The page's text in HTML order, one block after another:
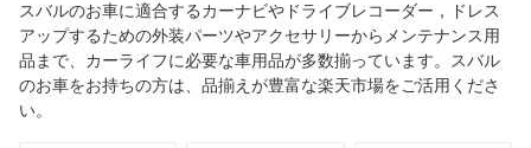
スバルのお車に適合するカーナビやドライブレコーダー，ドレス
アップするための外装パーツやアクセサリーからメンテナンス用
品まで、カーライフに必要な車用品が多数揃っています。スバル
のお車をお持ちの方は、品揃えが豊富な楽天市場をご活用くださ
い。